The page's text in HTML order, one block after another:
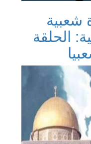
شعبية
الحلقة